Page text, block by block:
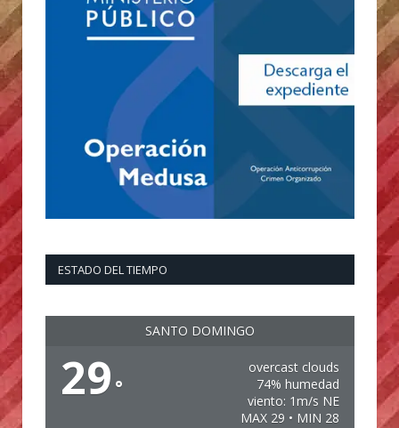
ESTADO DEL TIEMPO
SANTO DOMINGO
29 °
overcast clouds
74% humedad
viento: 1m/s NE
MAX 29 • MIN 28